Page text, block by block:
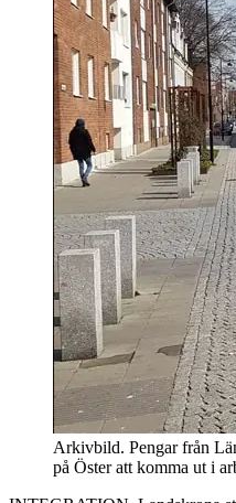
Arkivbild. Pengar från
på Öster att komma ut i